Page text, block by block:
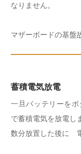
なりません。
マザーボードの基盤
蓄積電気放電
一旦バッテリーを
で蓄積電気を放電し
数分放置した後に